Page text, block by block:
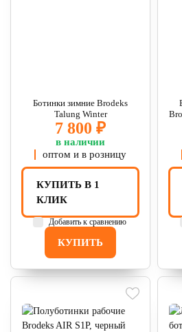
Ботинки зимние Brodeks
Talung Winter
7 800 ₽
в наличии
оптом и в розницу
КУПИТЬ
КУПИТЬ В 1
КЛИК
Добавить к сравнению